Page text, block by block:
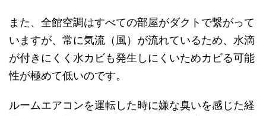
また、全館空調はすべての部屋がダクトで繋がって
いますが、常に気流（風）が流れているため、水滴
が付きにくく水カビも発生しにくいためカビる可能
性が極めて低いのです。
ルームエアコンを運転した時に嫌な臭いを感じた経